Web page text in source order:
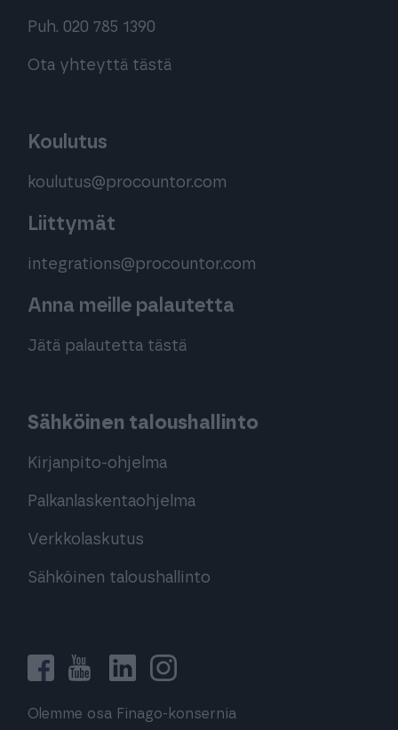
Puh. 020 785 1390
Ota yhteyttä tästä
Koulutus
koulutus@procountor.com
Liittymät
integrations@procountor.com
Anna meille palautetta
Jätä palautetta tästä
Sähköinen taloushallinto
Kirjanpito-ohjelma
Palkanlaskentaohjelma
Verkkolaskutus
Sähköinen taloushallinto
Olemme osa Finago-konsernia